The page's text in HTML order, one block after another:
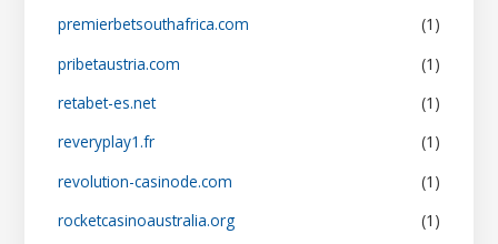
premierbetsouthafrica.com
(1)
pribetaustria.com
(1)
retabet-es.net
(1)
reveryplay1.fr
(1)
revolution-casinode.com
(1)
rocketcasinoaustralia.org
(1)